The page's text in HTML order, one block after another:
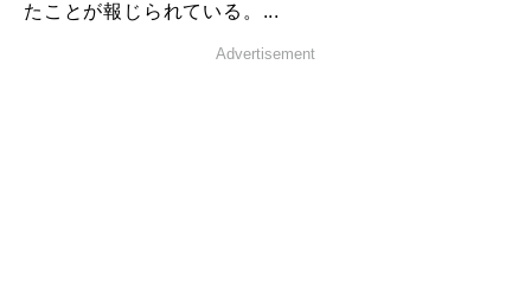
たことが報じられている。...
Advertisement